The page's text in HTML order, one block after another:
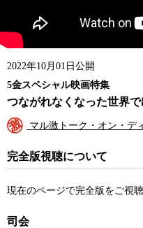
2022年10月01日公開
5金スペシャル映画特集
つながれなくなった世界
マル激トーク・オン・デ
完全版視聴について
現在のページで完全版をご視
司会